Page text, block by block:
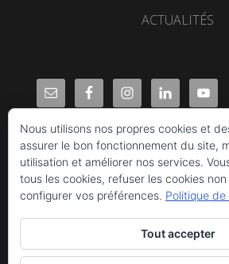
ACTUALITÉS
Nous utilisons nos propres cookies et
assurer le bon fonctionnement du site,
utilisation et améliorer nos services.
tous les cookies, refuser les cookies
configurer vos préférences. Politique de
Tout accepter